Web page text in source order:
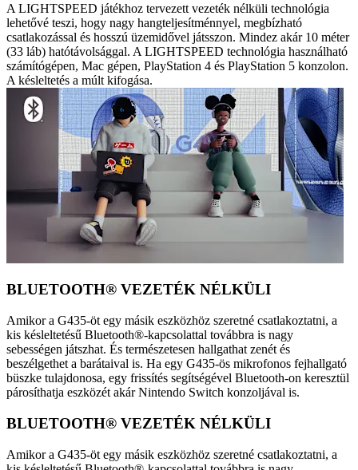
A LIGHTSPEED játékhoz tervezett vezeték nélküli technológia
lehetővé teszi, hogy nagy hangteljesítménnyel, megbízható
csatlakozással és hosszú üzemidővel játsszon. Mindez akár 10 méter
(33 láb) hatótávolsággal. A LIGHTSPEED technológia használható
számítógépen, Mac gépen, PlayStation 4 és PlayStation 5 konzolon.
A késleltetés a múlt kifogása.
BLUETOOTH® VEZETÉK NÉLKÜLI
Amikor a G435-öt egy másik eszközhöz szeretné csatlakoztatni, a
kis késleltetésű Bluetooth®-kapcsolattal továbbra is nagy
sebességen játszhat. És természetesen hallgathat zenét és
beszélgethet a barátaival is. Ha egy G435-ös mikrofonos fejhallgató
büszke tulajdonosa, egy frissítés segítségével Bluetooth-on keresztül
párosíthatja eszközét akár Nintendo Switch konzoljával is.
BLUETOOTH® VEZETÉK NÉLKÜLI
Amikor a G435-öt egy másik eszközhöz szeretné csatlakoztatni, a